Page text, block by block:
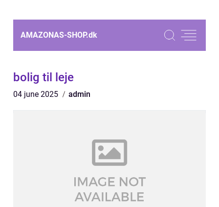
AMAZONAS-SHOP.dk
bolig til leje
04 june 2025 admin